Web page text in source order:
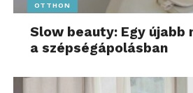
OTTHON
Slow beauty: Egy újabb
a szépségápolásban